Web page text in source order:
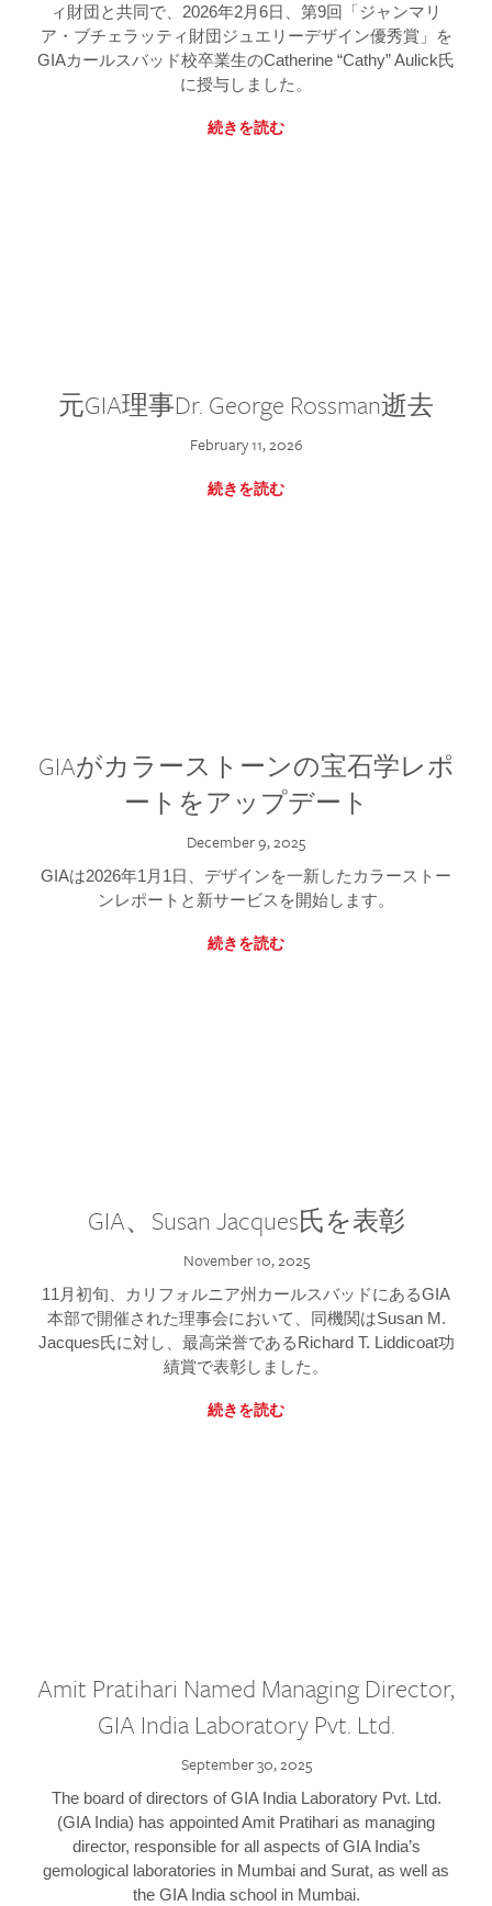
ィ財団と共同で、2026年2月6日、第9回「ジャンマリ
ア・ブチェラッティ財団ジュエリーデザイン優秀賞」を
GIAカールスバッド校卒業生のCatherine “Cathy” Aulick氏
に授与しました。
続きを読む
元GIA理事Dr. George Rossman逝去
February 11, 2026
続きを読む
GIAがカラーストーンの宝石学レポ
ートをアップデート
December 9, 2025
GIAは2026年1月1日、デザインを一新したカラーストー
ンレポートと新サービスを開始します。
続きを読む
GIA、Susan Jacques氏を表彰
November 10, 2025
11月初旬、カリフォルニア州カールスバッドにあるGIA
本部で開催された理事会において、同機関はSusan M.
Jacques氏に対し、最高栄誉であるRichard T. Liddicoat功
績賞で表彰しました。
続きを読む
Amit Pratihari Named Managing Director,
GIA India Laboratory Pvt. Ltd.
September 30, 2025
The board of directors of GIA India Laboratory Pvt. Ltd.
(GIA India) has appointed Amit Pratihari as managing
director, responsible for all aspects of GIA India’s
gemological laboratories in Mumbai and Surat, as well as
the GIA India school in Mumbai.